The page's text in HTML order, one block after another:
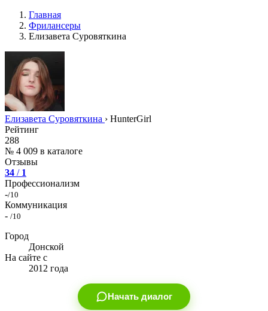
Главная
Фрилансеры
Елизавета Суровяткина
Елизавета Суровяткина › HunterGirl
Рейтинг
288
№ 4 009 в каталоге
Отзывы
34 / 1
Профессионализм
-/10
Коммуникация
- /10
Город
Донской
На сайте с
2012 года
Начать диалог